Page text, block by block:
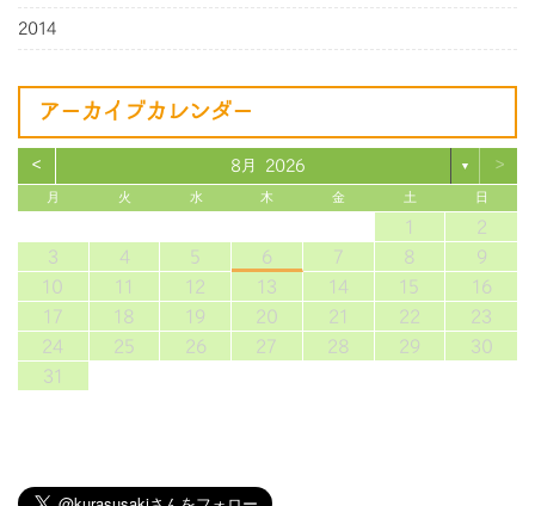
2014
アーカイブカレンダー
< 8月 2026 ▼ >
月 火 水 木 金 土 日
1
2
3
4 5 6 7 8
9
10
11 12 13 14 15
16
17
18 19 20 21 22
23
24
25 26 27 28 29
30
31